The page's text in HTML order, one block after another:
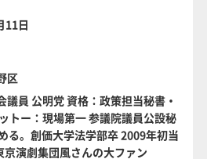
11日
区
議員 公明党 資格：政策担当秘書・
トー：現場第一 参議院議員公設秘
る。創価大学法学部卒 2009年初当
京演劇集団風さんの大ファン